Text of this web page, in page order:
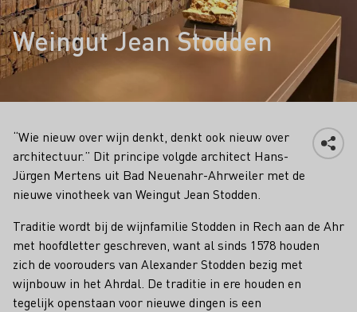
Weingut Jean Stodden
“Wie nieuw over wijn denkt, denkt ook nieuw over
architectuur.” Dit principe volgde architect Hans-
Jürgen Mertens uit Bad Neuenahr-Ahrweiler met de
nieuwe vinotheek van Weingut Jean Stodden.
Traditie wordt bij de wijnfamilie Stodden in Rech aan de Ahr
met hoofdletter geschreven, want al sinds 1578 houden
zich de voorouders van Alexander Stodden bezig met
wijnbouw in het Ahrdal. De traditie in ere houden en
tegelijk openstaan voor nieuwe dingen is een